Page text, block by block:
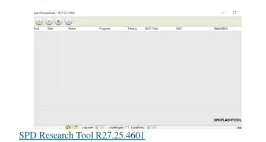
SPD Research Tool R27.25.4601